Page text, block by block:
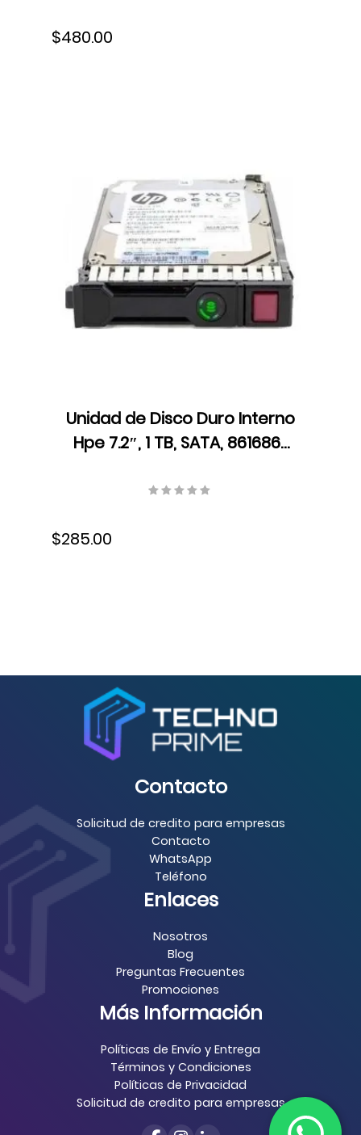
$480.00
Unidad de Disco Duro Interno
Hpe 7.2″, 1 TB, SATA, 861686-
$285.00
Contacto
Solicitud de credito para empresas
Contacto
WhatsApp
Teléfono
Enlaces
Nosotros
Blog
Preguntas Frecuentes
Promociones
Más Información
Políticas de Envío y Entrega
Términos y Condiciones
Políticas de Privacidad
Solicitud de credito para empresas